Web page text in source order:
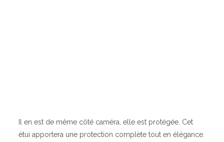
Il en est de même côté caméra, elle est protégée. Cet
étui apportera une protection complète tout en élégance.